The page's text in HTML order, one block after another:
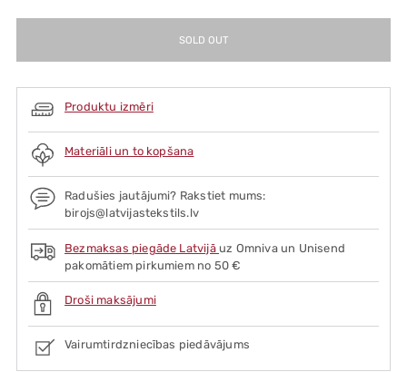
SOLD OUT
Produktu izmēri
Materiāli un to kopšana
Radušies jautājumi? Rakstiet mums:
birojs@latvijastekstils.lv
Bezmaksas piegāde Latvijā uz Omniva un Unisend
pakomātiem pirkumiem no 50 €
Droši maksājumi
Vairumtirdzniecības piedāvājums